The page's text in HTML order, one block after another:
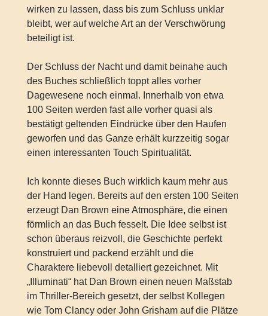
wirken zu lassen, dass bis zum Schluss unklar
bleibt, wer auf welche Art an der Verschwörung
beteiligt ist.
Der Schluss der Nacht und damit beinahe auch
des Buches schließlich toppt alles vorher
Dagewesene noch einmal. Innerhalb von etwa
100 Seiten werden fast alle vorher quasi als
bestätigt geltenden Eindrücke über den Haufen
geworfen und das Ganze erhält kurzzeitig sogar
einen interessanten Touch Spiritualität.
Ich konnte dieses Buch wirklich kaum mehr aus
der Hand legen. Bereits auf den ersten 100 Seiten
erzeugt Dan Brown eine Atmosphäre, die einen
förmlich an das Buch fesselt. Die Idee selbst ist
schon überaus reizvoll, die Geschichte perfekt
konstruiert und packend erzählt und die
Charaktere liebevoll detalliert gezeichnet. Mit
„Illuminati“ hat Dan Brown einen neuen Maßstab
im Thriller-Bereich gesetzt, der selbst Kollegen
wie Tom Clancy oder John Grisham auf die Plätze